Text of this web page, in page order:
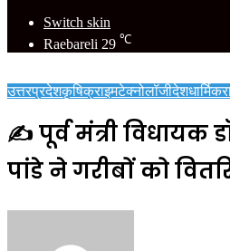
Switch skin
Raebareli 29 ℃
उत्तरप्रदेशकृषिक्राइमटेक्नोलॉजीदेशधार्मिक
✍️ पूर्व मंत्री विधायक
पांडे ने गरीबों को